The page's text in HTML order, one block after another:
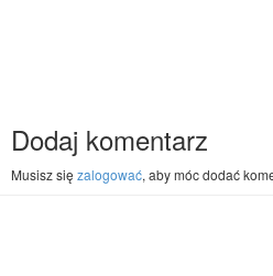
Dodaj komentarz
Musisz się zalogować, aby móc dodać